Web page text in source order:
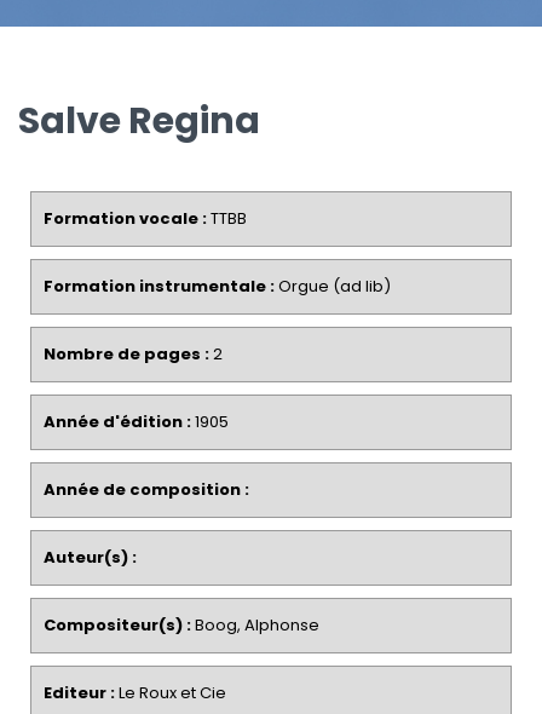
Salve Regina
Formation vocale :TTBB
Formation instrumentale :Orgue (ad lib)
Nombre de pages :2
Année d'édition :1905
Année de composition :
Auteur(s) :
Compositeur(s) :Boog, Alphonse
Editeur :Le Roux et Cie